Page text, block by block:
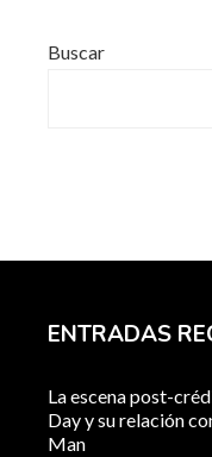
Buscar
ENTRADAS
La escena post-
Day y su relación
Man